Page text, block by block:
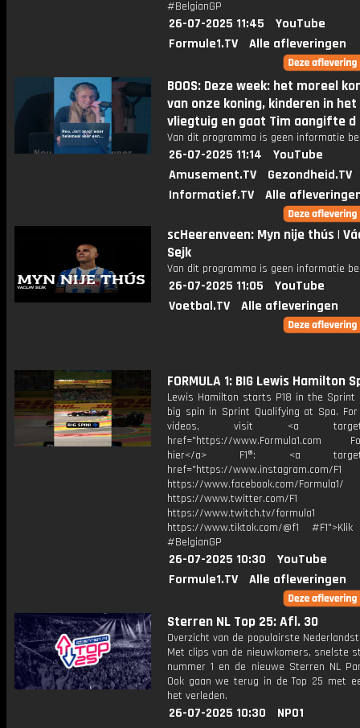
#BelgianGP
26-07-2025 11:45
YouTube
Formule1.TV
Alle afleveringen
BOOS: Deze week: het moreel
van onze koning, kinderen in het
vliegtuig en gaat Tim aangifte d
Van dit programma is geen informatie
26-07-2025 11:14
YouTube
Amusement.TV
Gezondheid.TV
Informatief.TV
Alle
scHeerenveen: Myn nije thús |
Sejk
Van dit programma is geen informatie
26-07-2025 11:05
YouTube
Voetbal.TV
Alle afleveringen
FORMULA 1: BIG Lewis Hamilton
Lewis Hamilton starts P18 in the
big spin in Sprint Qualifying at Spa. For
videos, visit <a
href="https://www.Formula1.com
hier</a> F1®: <a
href="https://www.instagram.com/F1
https://www.facebook.com/Formula1/
https://www.twitter.com/F1
https://www.twitch.tv/formula1
https://www.tiktok.com/@f1
#BelgianGP
26-07-2025 10:30
YouTube
Formule1.TV
Alle afleveringen
Sterren NL Top 25: Afl. 30
Overzicht van de populairste
Met clips van de nieuwkomers, snelste
nummer 1 en de nieuwe Sterren NL
Ook gaan we terug in de Top 25 met
het verleden.
26-07-2025 10:30
NPO1